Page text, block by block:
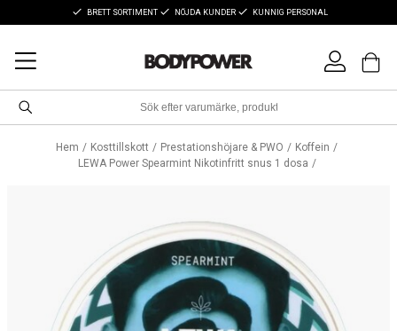
BRETT SORTIMENT NÖJDA KUNDER KUNNIG PERSONAL
Hem Kosttillskott Prestationshöjare & PWO
Koffein
LEWA Power Spearmint Nikotinfritt snus 1 dosa